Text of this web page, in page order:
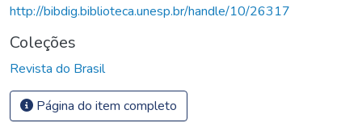
http://bibdig.biblioteca.unesp.br/handle/10/26317
Coleções
Revista do Brasil
Página do item completo